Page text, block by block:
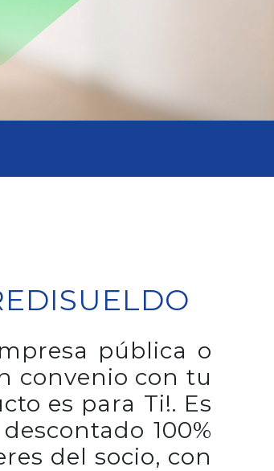
pública o
convenio con tu
es para Ti!. Es
100%
del socio, con